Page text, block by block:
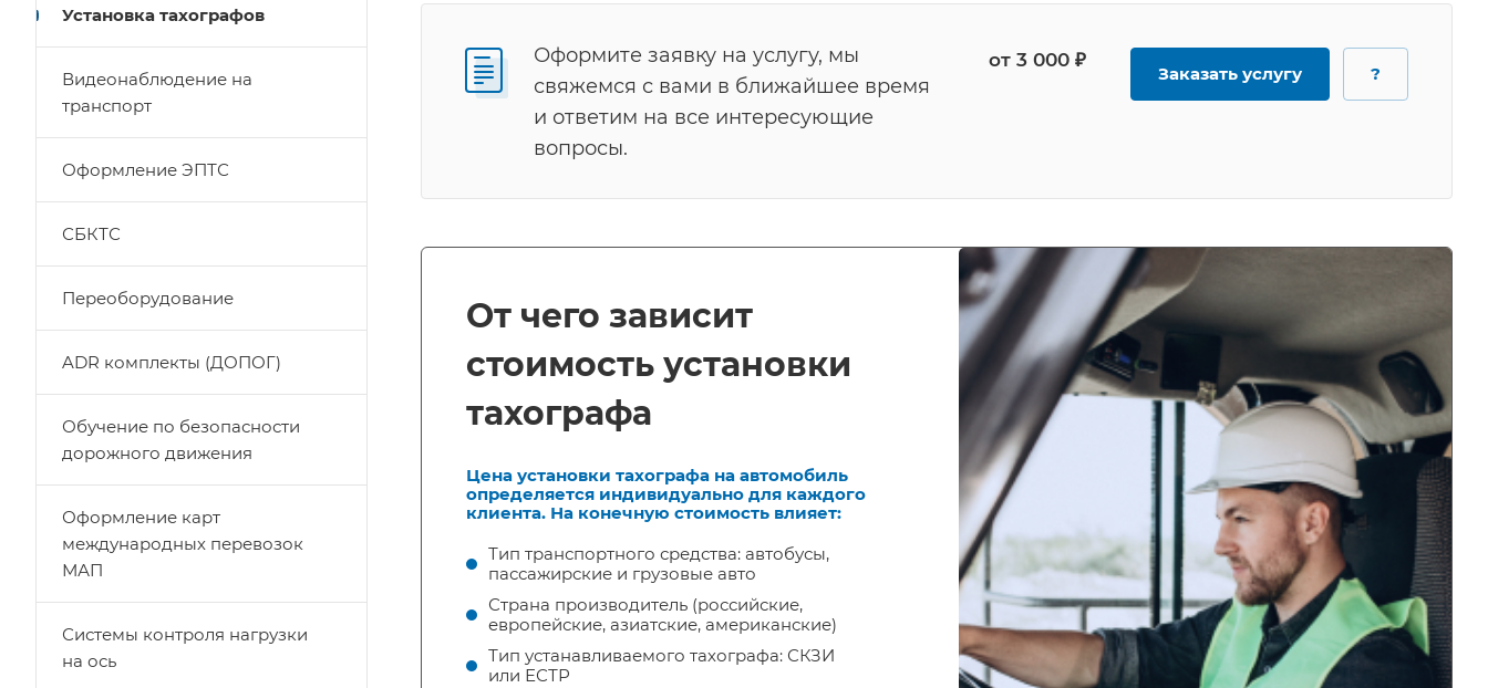
Оформите заявку на услугу, мы
свяжемся с вами в ближайшее время
и ответим на все интересующие
вопросы.
от 3 000 ₽
Заказать услугу ?
От чего зависит
стоимость установки
тахографа
Цена установки тахографа на автомобиль
определяется индивидуально для каждого
клиента. На конечную стоимость влияет:
Тип транспортного средства: автобусы,
пассажирские и грузовые авто
Страна производитель (российские,
европейские, азиатские, американские)
Тип устанавливаемого тахографа: СКЗИ
или ЕСТР
Установка тахографов
Видеонаблюдение на
транспорт
Оформление ЭПТС
СБКТС
Переоборудование
ADR комплекты (ДОПОГ)
Обучение по безопасности
дорожного движения
Оформление карт
международных перевозок
МАП
Системы контроля нагрузки
на ось